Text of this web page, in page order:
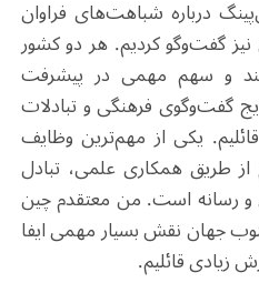
درباره شباهت‌های فراوان
گفت‌وگو کردیم. هر دو کشور
و سهم مهمی در پیشرفت
گفت‌وگوی فرهنگی و تبادلات
یکی از مهم‌ترین وظایف
از طریق همکاری علمی، تبادل
و رسانه است. من معتقدم چین
جهان نقش بسیار مهمی ایفا
زیادی قائلیم.